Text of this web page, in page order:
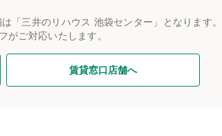
「三井のリハウス 池袋センター」となります。
がご対応いたします。
賃貸窓口店舗へ